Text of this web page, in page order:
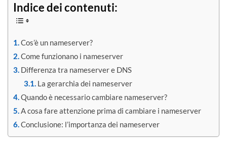
Indice dei contenuti:
Cos’è un nameserver?
Come funzionano i nameserver
Differenza tra nameserver e DNS
La gerarchia dei nameserver
Quando è necessario cambiare nameserver?
A cosa fare attenzione prima di cambiare i nameserver
Conclusione: l’importanza dei nameserver